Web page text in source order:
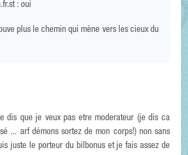
: oui
plus le chemin qui mène vers les cieux du
dis que je veux pas etre moderateur (je dis ca
... arf démons sortez de mon corps!) non sans
juste le porteur du bilbonus et je fais assez de